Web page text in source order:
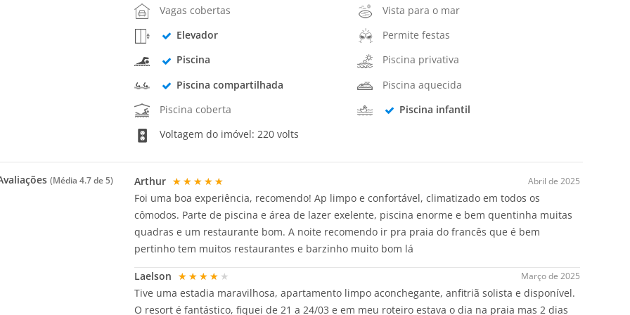
Vagas cobertas
Vista para o mar
Elevador
Permite festas
Piscina
Piscina privativa
Piscina compartilhada
Piscina aquecida
Piscina coberta
Piscina infantil
Voltagem do imóvel: 220 volts
(Média 4.7 de 5) Abril de 2025
Arthur ★★★★★
Foi uma boa experiência, recomendo! Ap limpo e confortável, climatizado em todos os
cômodos. Parte de piscina e área de lazer exelente, piscina enorme e bem quentinha muitas
quadras e um restaurante bom. A noite recomendo ir pra praia do francês que é bem
pertinho tem muitos restaurantes e barzinho muito bom lá
Março de 2025
Laelson ★★★★★
Tive uma estadia maravilhosa, apartamento limpo aconchegante, anfitriã solista e disponível.
O resort é fantástico, fiquei de 21 a 24/03 e em meu roteiro estava o dia na praia mas 2 dias